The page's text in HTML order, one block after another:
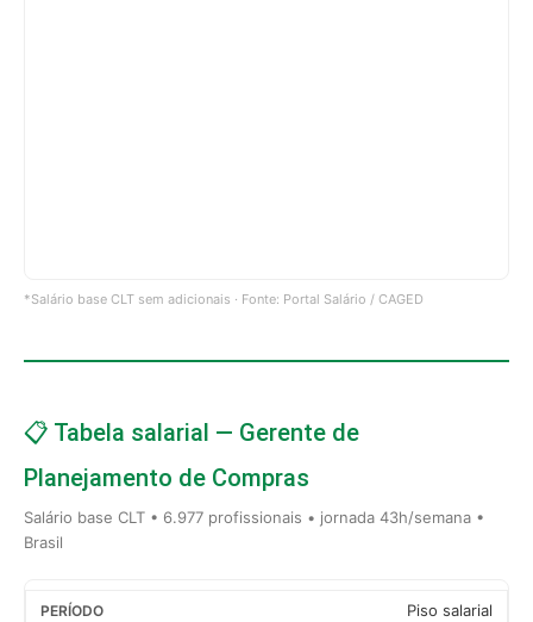
*Salário base CLT sem adicionais · Fonte: Portal Salário / CAGED
📋 Tabela salarial — Gerente de
Planejamento de Compras
Salário base CLT • 6.977 profissionais • jornada 43h/semana •
Brasil
Piso salarial